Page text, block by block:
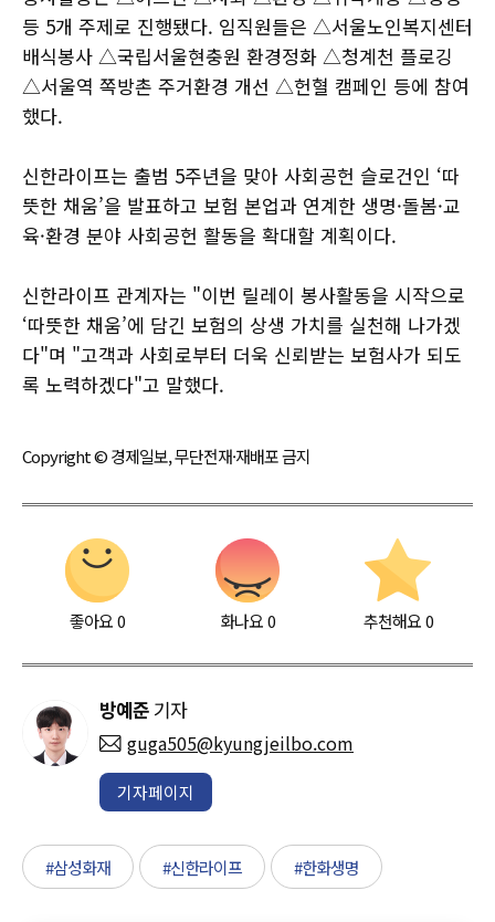
등 5개 주제로 진행됐다. 임직원들은 △서울노인복지센터
배식봉사 △국립서울현충원 환경정화 △청계천 플로깅
△서울역 쪽방촌 주거환경 개선 △헌혈 캠페인 등에 참여
했다.
신한라이프는 출범 5주년을 맞아 사회공헌 슬로건인 ‘따
뜻한 채움’을 발표하고 보험 본업과 연계한 생명·돌봄·교
육·환경 분야 사회공헌 활동을 확대할 계획이다.
신한라이프 관계자는 "이번 릴레이 봉사활동을 시작으로
‘따뜻한 채움’에 담긴 보험의 상생 가치를 실천해 나가겠
다"며 "고객과 사회로부터 더욱 신뢰받는 보험사가 되도
록 노력하겠다"고 말했다.
Copyright © 경제일보, 무단전재·재배포 금지
좋아요0 화나요0 추천해요 0
방예준 기자
guga505@kyungjeilbo.com
기자페이지
#삼성화재 #신한라이프 #한화생명